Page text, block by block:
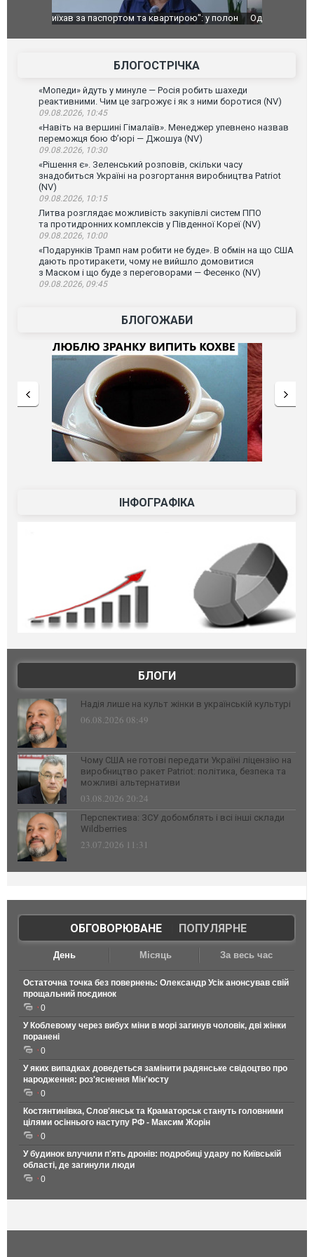
Одесу накрила потужна злива з градом та
Вже
БЛОГОСТРІЧКА
«Мопеди» йдуть у минуле — Росія робить шахеди
реактивними. Чим це загрожує і як з ними боротися (NV)
09.08.2026, 10:45
«Навіть на вершині Гімалаїв». Менеджер упевнено назвав
переможця бою Ф’юрі — Джошуа (NV)
09.08.2026, 10:30
«Рішення є». Зеленський розповів, скільки часу
знадобиться Україні на розгортання виробництва Patriot
(NV)
09.08.2026, 10:15
Литва розглядає можливість закупівлі систем ППО
та протидронних комплексів у Південної Кореї (NV)
09.08.2026, 10:00
«Подарунків Трамп нам робити не буде». В обмін на що США
дають протиракети, чому не вийшло домовитися
з Маском і що буде з переговорами — Фесенко (NV)
09.08.2026, 09:45
БЛОГОЖАБИ
ІНФОГРАФІКА
БЛОГИ
Надія лише на культ жінки в українській культурі
06.08.2026 08:49
Чому США не готові передати Україні ліцензію на
виробництво ракет Patriot: політика, безпека та
можливі альтернативи
03.08.2026 20:24
Перспектива: ЗСУ добомблять і всі інші склади
Wildberries
23.07.2026 11:31
ОБГОВОРЮВАНЕ| ПОПУЛЯРНЕ
День Місяць За весь час
Остаточна точка без повернень: Олександр Усік анонсував свій
прощальний поєдинок
0
У Коблевому через вибух міни в морі загинув чоловік, дві жінки
поранені
0
У яких випадках доведеться замінити радянське свідоцтво про
народження: роз'яснення Мін'юсту
0
Костянтинівка, Слов'янськ та Краматорськ стануть головними
цілями осіннього наступу РФ - Максим Жорін
0
У будинок влучили п'ять дронів: подробиці удару по Київській
області, де загинули люди
0